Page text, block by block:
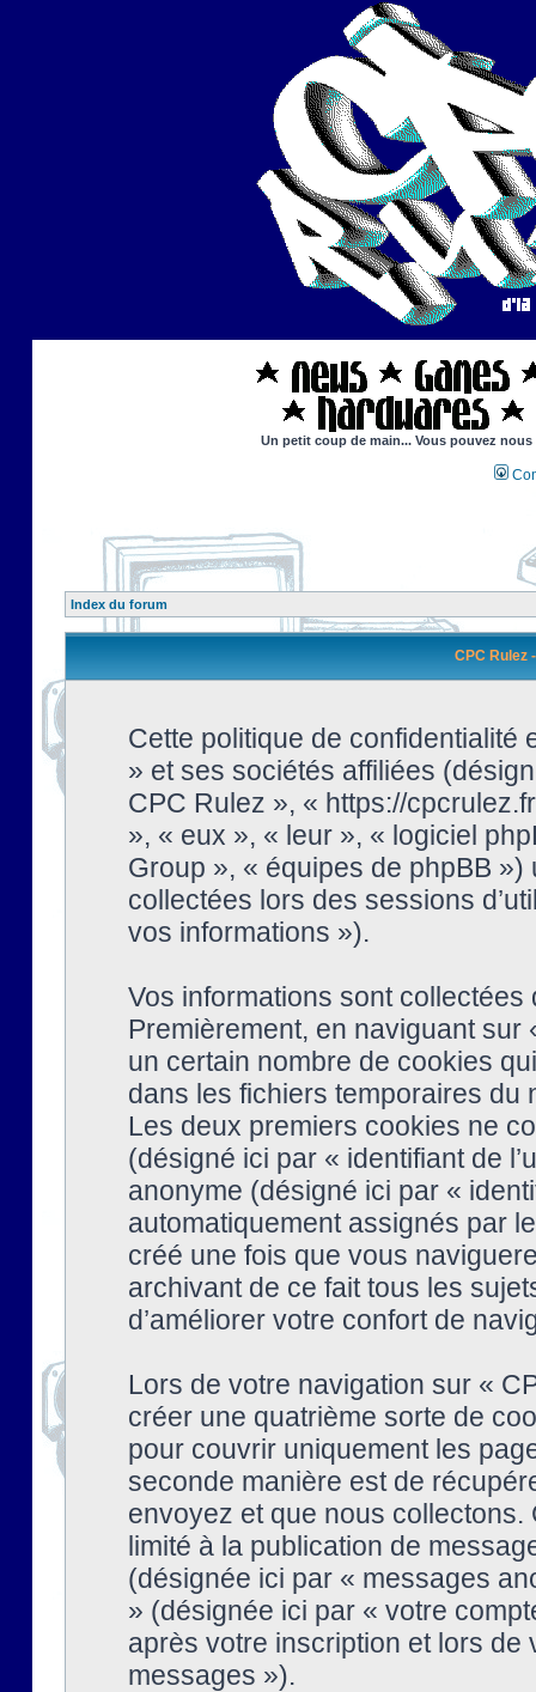
Un petit coup de main... Vous pouvez
Index du forum
CPC Rulez
Cette politique de confidentialité
» et ses sociétés affiliées
CPC Rulez », « https://
», « eux », « leur », « logiciel
Group », « équipes de phpBB
collectées lors des sessions
vos informations »).
Vos informations sont
Premièrement, en naviguant
un certain nombre de cookies
dans les fichiers temporaires du
Les deux premiers cookies ne
(désigné ici par « identifiant de
anonyme (désigné ici par «
automatiquement assignés par
créé une fois que vous
archivant de ce fait tous les
d’améliorer votre confort de
Lors de votre navigation sur «
créer une quatrième sorte de
pour couvrir uniquement les
seconde manière est de
envoyez et que nous collectons.
limité à la publication de
(désignée ici par « messages
» (désignée ici par « votre
après votre inscription et lors
messages »).